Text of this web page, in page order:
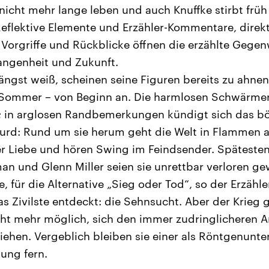
mehr lange leben und auch Knuffke stirbt
Elemente und Erzähler-Kommentare,
und Rückblicke öffnen die erzählte
und Zukunft.
weiß, scheinen seine Figuren bereits zu
– von Beginn an. Die harmlosen
in arglosen Randbemerkungen kündigt sich das
Rund um sie herum geht die Welt in Flammen
Liebe und hören Swing im Feindsender.
und Glenn Miller seien sie unrettbar verloren
für die Alternative „Sieg oder Tod“, so der
Zivilste entdeckt: die Sehnsucht. Aber der Krieg
mehr möglich, sich den immer zudringlicheren
Vergeblich bleiben sie einer als
fern.